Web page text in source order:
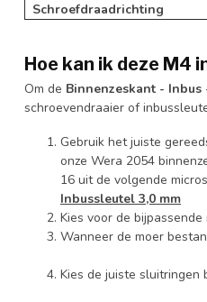
Schroefdraadrichting
Hoe kan ik deze M4
Om de Binnenzeskant -
schroevendraaier of
Gebruik het juiste
onze Wera 2054
16 uit de volgende
Inbussleutel 3,0 mm
Kies voor de
Wanneer de moer
Kies de juiste sluitringen